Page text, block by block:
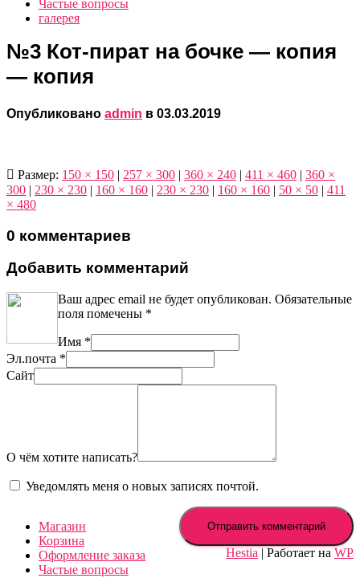
Частые вопросы
галерея
№3 Кот-пират на бочке — копия
— копия
Опубликовано admin в 03.03.2019
Размер: 150 × 150 | 257 × 300 | 360 × 240 | 411 × 460 | 360 ×
300 | 230 × 230 | 160 × 160 | 230 × 230 | 160 × 160 | 50 × 50 | 411
× 480
0 комментариев
Добавить комментарий
Ваш адрес email не будет опубликован. Обязательные
поля помечены *
Имя *
Эл.почта *
Сайт
О чём хотите написать?
Уведомлять меня о новых записях почтой.
Магазин
Корзина
Оформление заказа
Частые вопросы
Hestia | Работает на WP